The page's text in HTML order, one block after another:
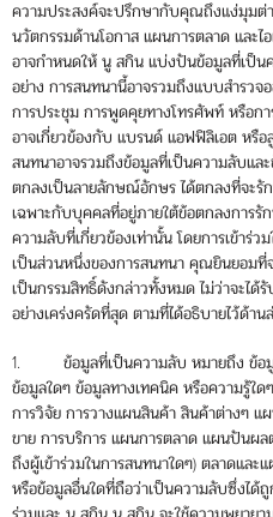
ความประสงค์จะปรึกษากับคุณถึงแง่มุมต่
นวัตกรรมด้านโอกาส แผนการตลาด และ
อาจกำหนดให้ นู สกิน แบ่งปันข้อมูลที่เป็น
อย่าง การสนทนานี้อาจรวมถึงแบบสำรวจ
การประชุม การพูดคุยทางโทรศัพท์ หรือก
อาจเกี่ยวข้องกับ แบรนด์ แอฟฟิลิเอต หรือ
สนทนาอาจรวมถึงข้อมูลที่เป็นความลับแ
ตกลงเป็นลายลักษณ์อักษร ได้ตกลงที่จะรั
เฉพาะกับบุคคลที่อยู่ภายใต้ข้อตกลงการ
ความลับที่เกี่ยวข้องเท่านั้น โดยการเข้าร่
เป็นส่วนหนึ่งของการสนทนา คุณยินยอมที่
เป็นกรรมสิทธิ์ดังกล่าวทั้งหมด ไม่ว่าจะได้
อย่างเคร่งครัดที่สุด ตามที่ได้อธิบายไว้ด้าน
1. ข้อมูลที่เป็นความลับ หมายถึง ข้อมูล
ข้อมูลใดๆ ข้อมูลทางเทคนิค หรือความรู้ใ
การวิจัย การวางแผนสินค้า สินค้าต่างๆ
ขาย การบริการ แผนการตลาด แผนปันผ
ถึงผู้เข้าร่วมในการสนทนาใดๆ) ตลาดและ
หรือข้อมูลอื่นใดที่ถือว่าเป็นความลับซึ่งได้ถู